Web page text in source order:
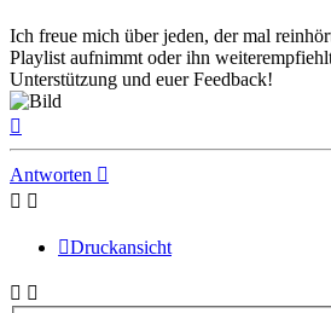
Ich freue mich über jeden, der mal
Playlist aufnimmt oder ihn
Unterstützung und euer Feedback!
Antworten
Druckansicht